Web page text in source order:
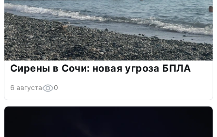
Сирены в Сочи: новая угроза БПЛА
6 августа 0